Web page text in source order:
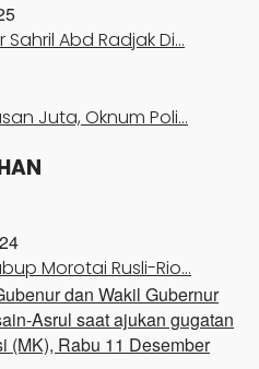
Abd Radjak Di…
Juta, Oknum Poli…
Morotai Rusli-Rio…